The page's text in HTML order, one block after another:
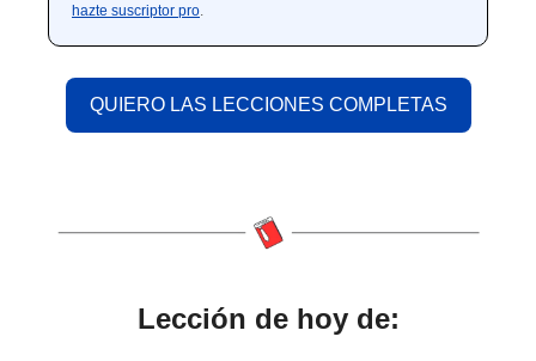
hazte suscriptor pro
QUIERO LAS LECCIONES COMPLETAS
Lección de hoy de: